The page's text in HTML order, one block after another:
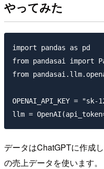
やってみた
import pandas as pd
from pandasai import
from
OPENAI_API_KEY = "sk-
データはChatGPTに作成
の売上データを使います。